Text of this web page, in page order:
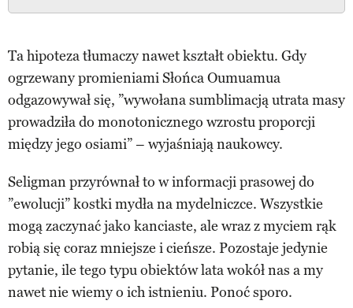
Ta hipoteza tłumaczy nawet kształt obiektu. Gdy
ogrzewany promieniami Słońca Oumuamua
odgazowywał się, ”wywołana sumblimacją utrata masy
prowadziła do monotonicznego wzrostu proporcji
między jego osiami” – wyjaśniają naukowcy.
Seligman przyrównał to w informacji prasowej do
”ewolucji” kostki mydła na mydelniczce. Wszystkie
mogą zaczynać jako kanciaste, ale wraz z myciem rąk
robią się coraz mniejsze i cieńsze. Pozostaje jedynie
pytanie, ile tego typu obiektów lata wokół nas a my
nawet nie wiemy o ich istnieniu. Ponoć sporo.